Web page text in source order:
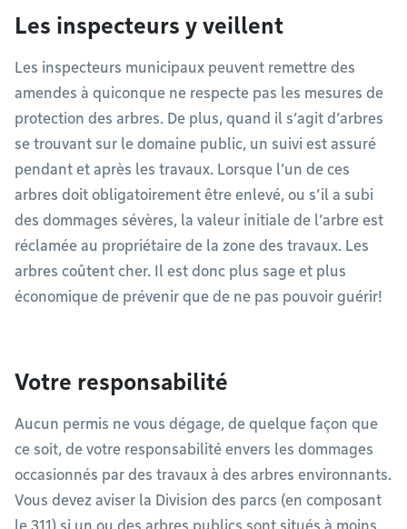
Les inspecteurs y veillent
Les inspecteurs municipaux peuvent remettre des
amendes à quiconque ne respecte pas les mesures de
protection des arbres. De plus, quand il s’agit d’arbres
se trouvant sur le domaine public, un suivi est assuré
pendant et après les travaux. Lorsque l’un de ces
arbres doit obligatoirement être enlevé, ou s’il a subi
des dommages sévères, la valeur initiale de l’arbre est
réclamée au propriétaire de la zone des travaux. Les
arbres coûtent cher. Il est donc plus sage et plus
économique de prévenir que de ne pas pouvoir guérir!
Votre responsabilité
Aucun permis ne vous dégage, de quelque façon que
ce soit, de votre responsabilité envers les dommages
occasionnés par des travaux à des arbres environnants.
Vous devez aviser la Division des parcs (en composant